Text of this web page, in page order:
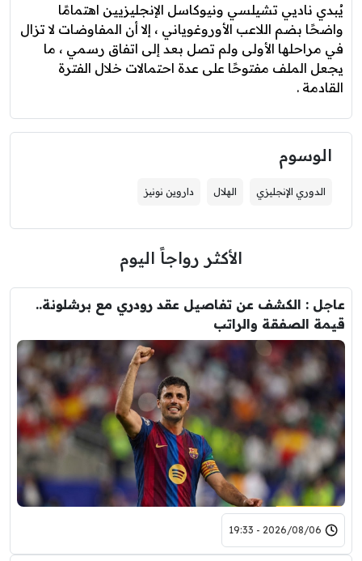
يُبدي ناديي تشيلسي ونيوكاسل الإنجليزيين اهتمامًا
واضحًا بضم اللاعب الأوروغوياني ، إلا أن المفاوضات لا تزال
في مراحلها الأولى ولم تصل بعد إلى اتفاق رسمي ، ما
يجعل الملف مفتوحًا على عدة احتمالات خلال الفترة
القادمة .
الوسوم
الدوري الإنجليزي الهلال داروين نونيز
الأكثر رواجاً اليوم
عاجل : الكشف عن تفاصيل عقد رودري مع برشلونة..
قيمة الصفقة والراتب
2026/08/06 - 19:33